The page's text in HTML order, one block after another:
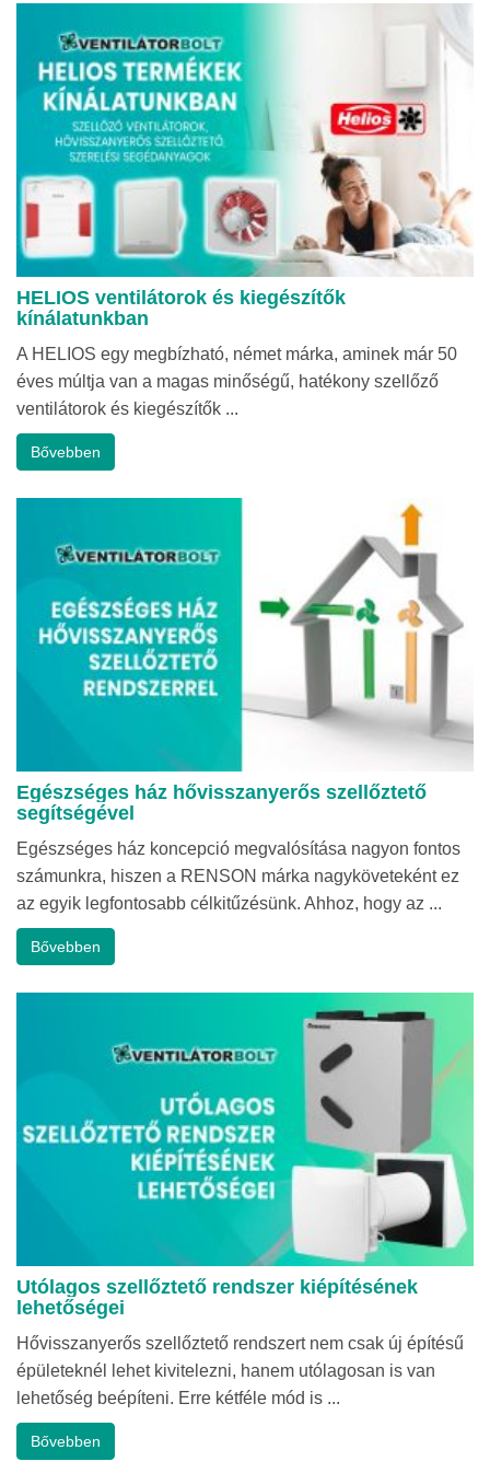
HELIOS ventilátorok és kiegészítők
kínálatunkban
A HELIOS egy megbízható, német márka, aminek már 50
éves múltja van a magas minőségű, hatékony szellőző
ventilátorok és kiegészítők ...
Bővebben
Egészséges ház hővisszanyerős szellőztető
segítségével
Egészséges ház koncepció megvalósítása nagyon fontos
számunkra, hiszen a RENSON márka nagyköveteként ez
az egyik legfontosabb célkitűzésünk. Ahhoz, hogy az ...
Bővebben
Utólagos szellőztető rendszer kiépítésének
lehetőségei
Hővisszanyerős szellőztető rendszert nem csak új építésű
épületeknél lehet kivitelezni, hanem utólagosan is van
lehetőség beépíteni. Erre kétféle mód is ...
Bővebben